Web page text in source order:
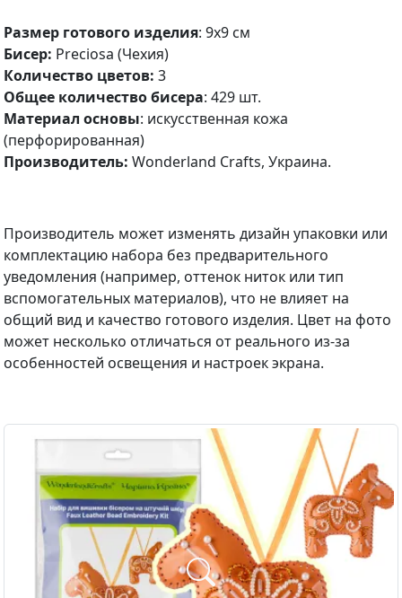
Размер готового изделия: 9х9 см
Бисер: Preciosa (Чехия)
Количество цветов: 3
Общее количество бисера: 429 шт.
Материал основы: искусственная кожа
(перфорированная)
Производитель: Wonderland Crafts, Украина.
Производитель может изменять дизайн упаковки или
комплектацию набора без предварительного
уведомления (например, оттенок ниток или тип
вспомогательных материалов), что не влияет на
общий вид и качество готового изделия. Цвет на фото
может несколько отличаться от реального из-за
особенностей освещения и настроек экрана.